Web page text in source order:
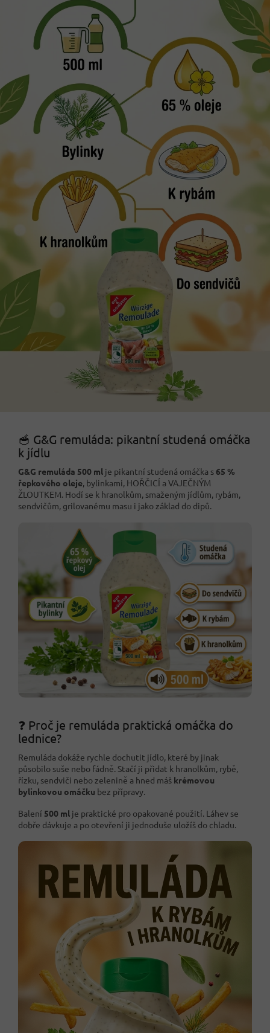
🥣 G&G remuláda: pikantní studená omáčka
k jídlu
G&G remuláda 500 ml je pikantní studená omáčka s65 %
řepkového oleje, bylinkami, HOŘČICÍ a VAJEČNÝM
ŽLOUTKEM. Hodí se k hranolkům, smaženým jídlům, rybám,
sendvičům, grilovanému masu i jako základ do dipů.
❓ Proč je remuláda praktická omáčka do
lednice?
Remuláda dokáže rychle dochutit jídlo, které by jinak
působilo suše nebo fádně. Stačí ji přidat k hranolkům, rybě,
řízku, sendviči nebo zelenině a hned máš krémovou
bylinkovou omáčku bez přípravy.
Balení 500 ml je praktické pro opakované použití. Láhev se
dobře dávkuje a po otevření ji jednoduše uložíš do chladu.